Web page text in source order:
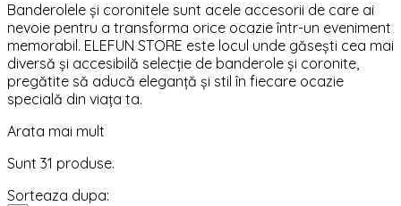
Banderolele și coronitele sunt acele accesorii de care ai
nevoie pentru a transforma orice ocazie într-un eveniment
memorabil. ELEFUN STORE este locul unde găsești cea mai
diversă și accesibilă selecție de banderole și coronite,
pregătite să aducă eleganță și stil în fiecare ocazie
specială din viața ta.
Arata mai mult
Sunt 31 produse.
Sorteaza dupa: